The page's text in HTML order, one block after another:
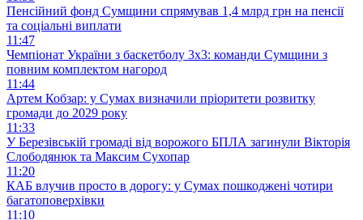
Пенсійний фонд Сумщини спрямував 1,4 млрд грн на пенсії
та соціальні виплати
11:47
Чемпіонат України з баскетболу 3х3: команди Сумщини з
повним комплектом нагород
11:44
Артем Кобзар: у Сумах визначили пріоритети розвитку
громади до 2029 року
11:33
У Березівській громаді від ворожого БПЛА загинули Вікторія
Слободянюк та Максим Сухопар
11:20
КАБ влучив просто в дорогу: у Сумах пошкоджені чотири
багатоповерхівки
11:10